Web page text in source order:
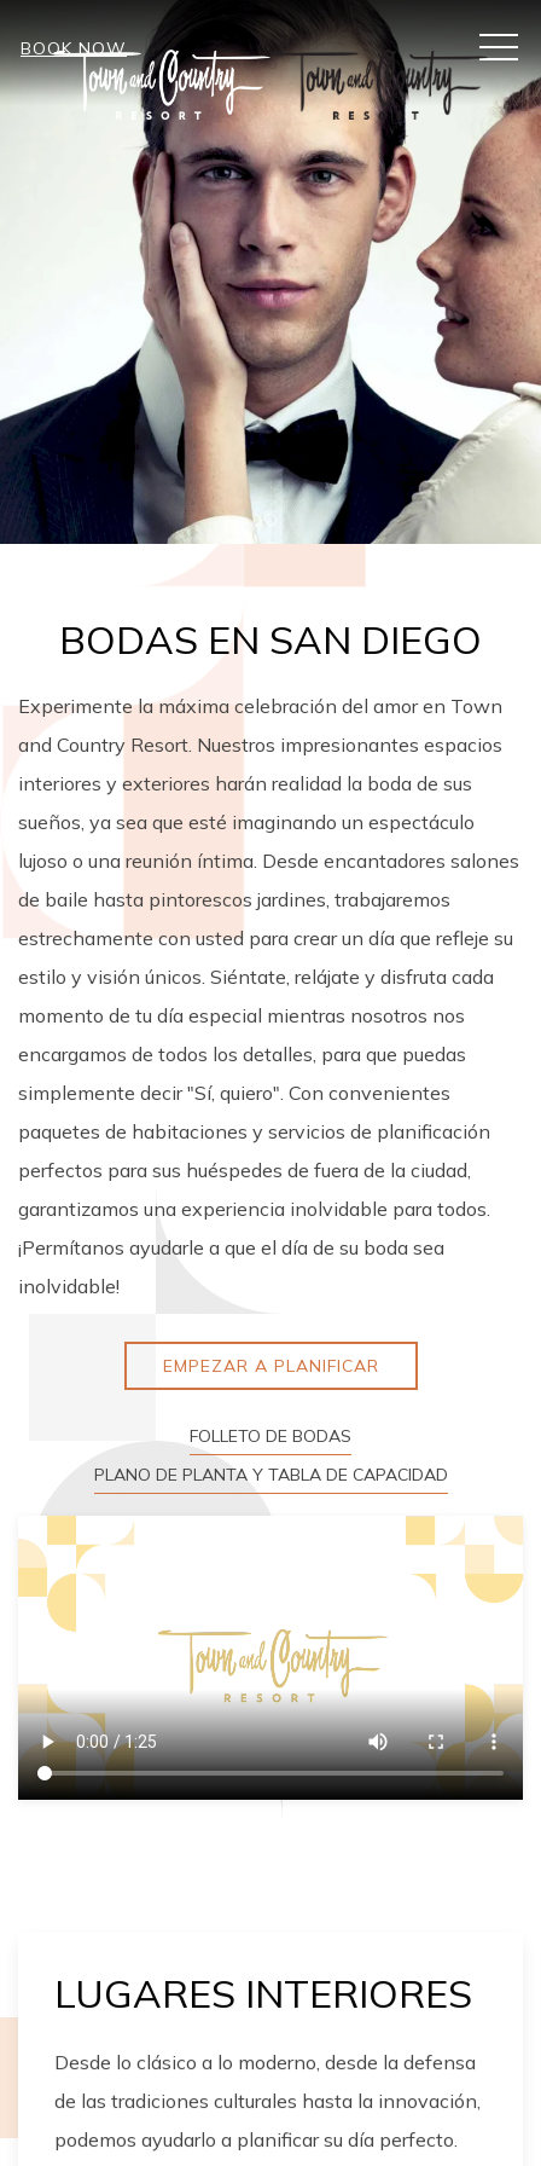
BOOK NOW
Item 2
BODAS EN SAN DIEGO
Experimente la máxima celebración del amor en Town
and Country Resort. Nuestros impresionantes espacios
interiores y exteriores harán realidad la boda de sus
sueños, ya sea que esté imaginando un espectáculo
lujoso o una reunión íntima. Desde encantadores salones
de baile hasta pintorescos jardines, trabajaremos
estrechamente con usted para crear un día que refleje su
estilo y visión únicos. Siéntate, relájate y disfruta cada
momento de tu día especial mientras nosotros nos
encargamos de todos los detalles, para que puedas
simplemente decir "Sí, quiero". Con convenientes
paquetes de habitaciones y servicios de planificación
perfectos para sus huéspedes de fuera de la ciudad,
garantizamos una experiencia inolvidable para todos.
¡Permítanos ayudarle a que el día de su boda sea
inolvidable!
EMPEZAR A PLANIFICAR
FOLLETO DE BODAS
PLANO DE PLANTA Y TABLA DE CAPACIDAD
LUGARES INTERIORES
Desde lo clásico a lo moderno, desde la defensa
de las tradiciones culturales hasta la innovación,
podemos ayudarlo a planificar su día perfecto.